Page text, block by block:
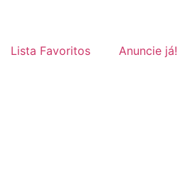
Lista Favoritos Anuncie já!